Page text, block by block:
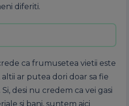
diferiti.
ca frumusetea vietii este
ar putea dori doar sa fie
desi nu credem ca vei gasi
si bani, suntem aici